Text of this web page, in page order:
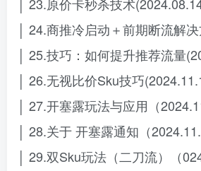
│ 24.商推冷启动＋前期断流解
│ 25.技巧：如何提升推荐流量
│ 26.无视比价Sku技巧
│ 27.开塞露玩法与应用（
│ 28.关于 开塞露通知（
│ 29.双Sku玩法（二刀流）（